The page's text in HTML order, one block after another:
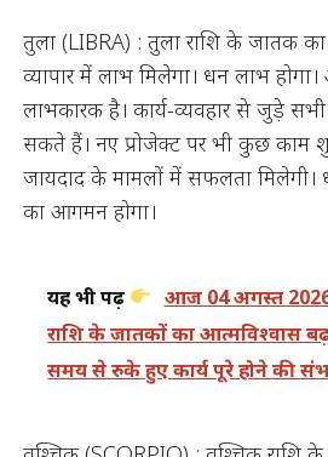
तुला (LIBRA) : तुला राशि के जातक का
व्यापार में लाभ मिलेगा। धन लाभ
लाभकारक है। कार्य-व्यवहार से जुड़े
सकते हैं। नए प्रोजेक्ट पर भी कुछ काम
जायदाद के मामलों में सफलता मिलेगी।
का आगमन होगा।
यह भी पढ़ें
आज 04 अगस्त
राशि के जातकों का आत्मविश्वास
समय से रुके हुए कार्य पूरे होने की